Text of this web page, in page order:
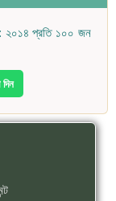
২০১৪ প্রতি ১০০ জন